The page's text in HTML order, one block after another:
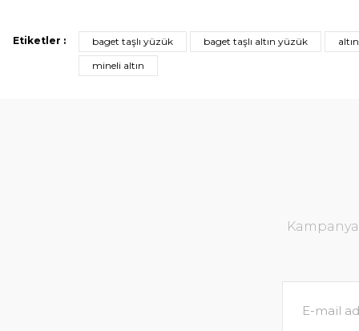
Etiketler : baget taşlı yüzük baget taşlı altın yüzük
mineli altın